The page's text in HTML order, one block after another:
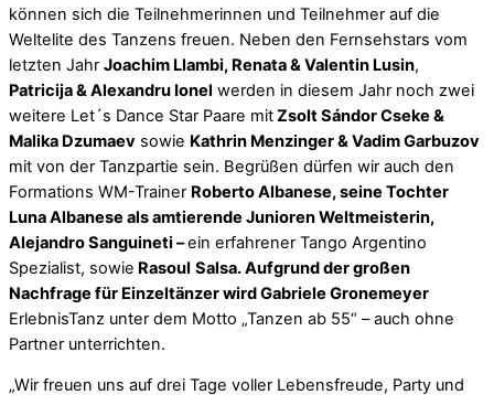
können sich die Teilnehmerinnen und Teilnehmer auf die
Weltelite des Tanzens freuen. Neben den Fernsehstars vom
letzten Jahr Joachim Llambi, Renata & Valentin Lusin,
Patricija & Alexandru Ionel werden in diesem Jahr noch zwei
weitere Let´s Dance Star Paare mitZsolt Sándor Cseke &
Malika Dzumaev sowie Kathrin Menzinger & Vadim Garbuzov
mit von der Tanzpartie sein. Begrüßen dürfen wir auch den
Formations WM-Trainer Roberto Albanese, seine Tochter
Luna Albanese als amtierende Junioren Weltmeisterin,
Alejandro Sanguineti –ein erfahrener Tango Argentino
Spezialist, sowie Rasoul Salsa. Aufgrund der großen
Nachfrage für Einzeltänzer wird Gabriele Gronemeyer
ErlebnisTanz unter dem Motto „Tanzen ab 55“ – auch ohne
Partner unterrichten.
„Wir freuen uns auf drei Tage voller Lebensfreude, Party und